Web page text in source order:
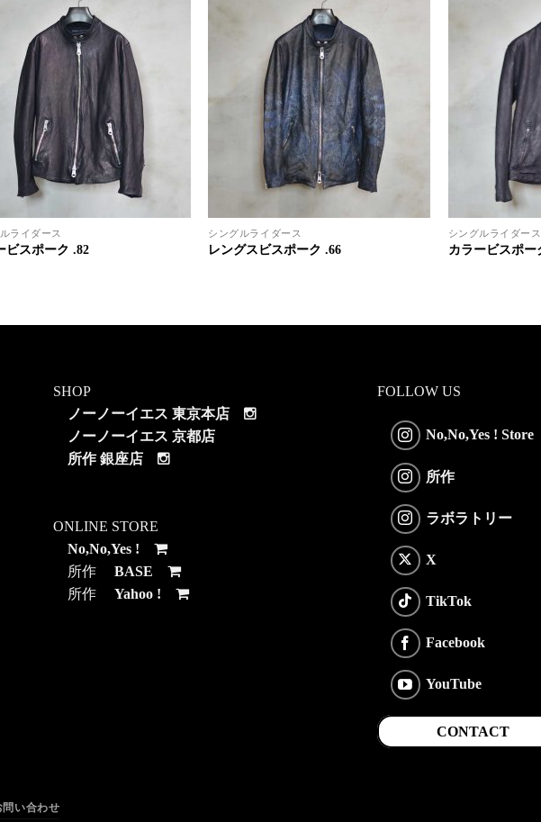
ライダース
ビスポーク .82
シングルライダース
レングスビスポーク .66
シングルライダース
カラービスポー
SHOP
ノーノーイエス 東京本店
ノーノーイエス 京都店
所作 銀座店
ONLINE STORE
No,No,Yes !
所作 BASE
所作 Yahoo !
FOLLOW US
No,No,Yes ! Store
所作
ラボラトリー
X
TikTok
Facebook
YouTube
CONTACT
問い合わせ